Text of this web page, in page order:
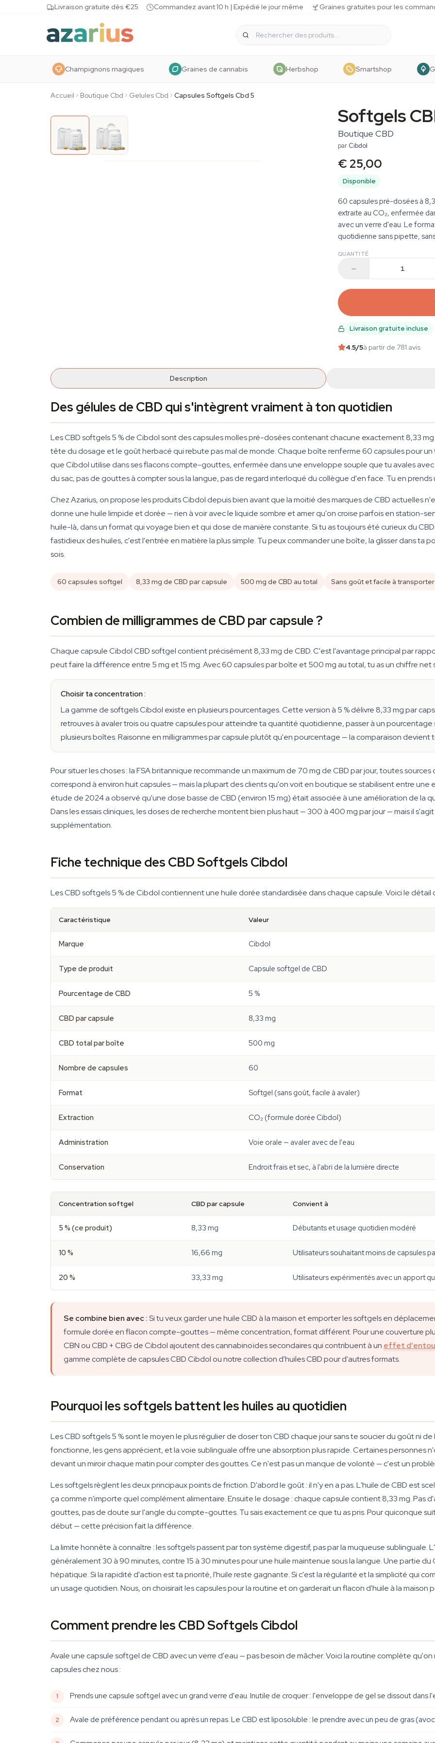
Skip to contentLivraison gratuite dès €25 Commandez avant 10 h | Expédié le jour même Graines gratuites pour les
Champignons magiques Graines de cannabis Herbshop Smartshop
Accueil Boutique Cbd Gelules Cbd Capsules Softgels Cbd 5
Softgels
Boutique CBD
par Cibdol
€ 25,00
Disponible
60 capsules pré-dosées à
extraite au CO₂, enfermée
avec un verre d'eau. Le
quotidienne sans pipette,
QUANTITÉ
Livraison gratuite incluse
4.5/5à partir de 781 avis
Description
Des gélules de CBD qui s'intègrent vraiment à ton quotidien
Les CBD softgels 5 % de Cibdol sont des capsules molles pré-dosées contenant chacune exactement 8,33
tête du dosage et le goût herbacé qui rebute pas mal de monde. Chaque boîte renferme 60 capsules pour
que Cibdol utilise dans ses flacons compte-gouttes, enfermée dans une enveloppe souple que tu avales
du sac, pas de gouttes à compter sous la langue, pas de regard interloqué du collègue d'en face. Tu en prends
Chez Azarius, on propose les produits Cibdol depuis bien avant que la moitié des marques de CBD actuelles
donne une huile limpide et dorée — rien à voir avec le liquide sombre et amer qu'on croise parfois en station-
huile-là, dans un format qui voyage bien et qui dose de manière constante. Si tu as toujours été curieux du
fastidieux des huiles, c'est l'entrée en matière la plus simple. Tu peux commander une boîte, la glisser dans ta
sois.
60 capsules softgel 8,33 mg de CBD par capsule 500 mg de CBD au total Sans goût et facile à transporter
Combien de milligrammes de CBD par capsule ?
Chaque capsule Cibdol CBD softgel contient précisément 8,33 mg de CBD. C'est l'avantage principal par
peut faire la différence entre 5 mg et 15 mg. Avec 60 capsules par boîte et 500 mg au total, tu as un chiffre net
Choisir ta concentration :
La gamme de softgels Cibdol existe en plusieurs pourcentages. Cette version à 5 % délivre 8,33 mg par
retrouves à avaler trois ou quatre capsules pour atteindre ta quantité quotidienne, passer à un
plusieurs boîtes. Raisonne en milligrammes par capsule plutôt qu'en pourcentage — la comparaison devient
Pour situer les choses : la FSA britannique recommande un maximum de 70 mg de CBD par jour, toutes
correspond à environ huit capsules — mais la plupart des clients qu'on voit en boutique se stabilisent entre une
étude de 2024 a observé qu'une dose basse de CBD (environ 15 mg) était associée à une amélioration de la
Dans les essais cliniques, les doses de recherche montent bien plus haut — 300 à 400 mg par jour — mais il
supplémentation.
Fiche technique des CBD Softgels Cibdol
Les CBD softgels 5 % de Cibdol contiennent une huile dorée standardisée dans chaque capsule. Voici le détail
Caractéristique Valeur
Marque Cibdol
Type de produit Capsule softgel de CBD
Pourcentage de CBD 5 %
CBD par capsule 8,33 mg
CBD total par boîte 500 mg
Nombre de capsules 60
Format Softgel (sans goût, facile à avaler)
Extraction CO₂ (formule dorée Cibdol)
Administration Voie orale — avaler avec de l'eau
Conservation Endroit frais et sec, à l'abri de la lumière directe
Concentration softgel CBD par capsule Convient à
5 % (ce produit) 8,33 mg Débutants et usage quotidien modéré
10 % 16,66 mg Utilisateurs souhaitant moins de capsules
20 % 33,33 mg Utilisateurs expérimentés avec un apport
Se combine bien avec :Si tu veux garder une huile CBD à la maison et emporter les softgels en
formule dorée en flacon compte-gouttes — même concentration, format différent. Pour une couverture
CBN ou CBD + CBG de Cibdol ajoutent des cannabinoïdes secondaires qui contribuent à un effet
gamme complète de capsules CBD Cibdol ou notre collection d'huiles CBD pour d'autres formats.
Pourquoi les softgels battent les huiles au quotidien
Les CBD softgels 5 % sont le moyen le plus régulier de doser ton CBD chaque jour sans te soucier du goût ni
fonctionne, les gens apprécient, et la voie sublinguale offre une absorption plus rapide. Certaines personnes
devant un miroir chaque matin pour compter des gouttes. Ce n'est pas un manque de volonté — c'est un
Les softgels règlent les deux principaux points de friction. D'abord le goût : il n'y en a pas. L'huile de CBD est
ça comme n'importe quel complément alimentaire. Ensuite le dosage : chaque capsule contient 8,33 mg. Pas
gouttes, pas de doute sur l'angle du compte-gouttes. Tu sais exactement ce que tu as pris. Pour quiconque
début — cette précision fait la différence.
La limite honnête à connaître : les softgels passent par ton système digestif, pas par la muqueuse
généralement 30 à 90 minutes, contre 15 à 30 minutes pour une huile maintenue sous la langue. Une partie du
hépatique. Si la rapidité d'action est ta priorité, l'huile reste gagnante. Si c'est la régularité et la simplicité qui
un usage quotidien. Nous, on choisirait les capsules pour la routine et on garderait un flacon d'huile à la maison
Comment prendre les CBD Softgels Cibdol
Avale une capsule softgel de CBD avec un verre d'eau — pas besoin de mâcher. Voici la routine complète
capsules chez nous :
Prends une capsule softgel avec un grand verre d'eau. Inutile de croquer : l'enveloppe de gel se dissout dans
Avale de préférence pendant ou après un repas. Le CBD est liposoluble : le prendre avec un peu de gras